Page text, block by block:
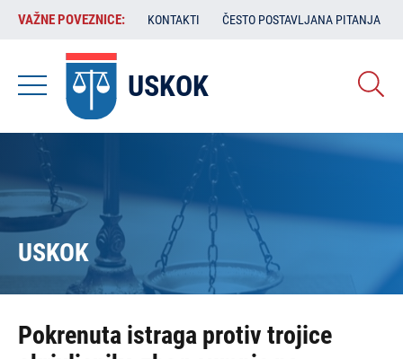
Skoči
sadržaj
VAŽNE
POVEZNICE:
VAŽNE POVEZNICE: KONTAKTI ČESTO POSTAVLJANA PITANJA
USKOK
USKOK
Pokrenuta istraga protiv trojice